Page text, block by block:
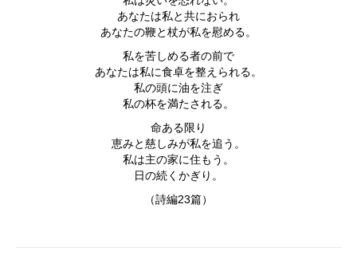
あなたは私と共におられ
あなたの鞭と杖が私を慰める。
私を苦しめる者の前で
あなたは私に食卓を整えられる。
私の頭に油を注ぎ
私の杯を満たされる。
命ある限り
恵みと慈しみが私を追う。
私は主の家に住もう。
日の続くかぎり。
（詩編23篇）